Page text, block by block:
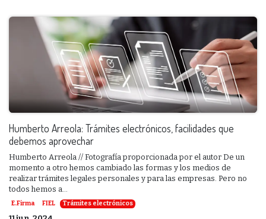
Humberto Arreola: Trámites electrónicos, facilidades que
debemos aprovechar
Humberto Arreola // Fotografía proporcionada por el autor De un
momento a otro hemos cambiado las formas y los medios de
realizar trámites legales personales y para las empresas. Pero no
todos hemos a...
E.Firma FIEL Trámites electrónicos